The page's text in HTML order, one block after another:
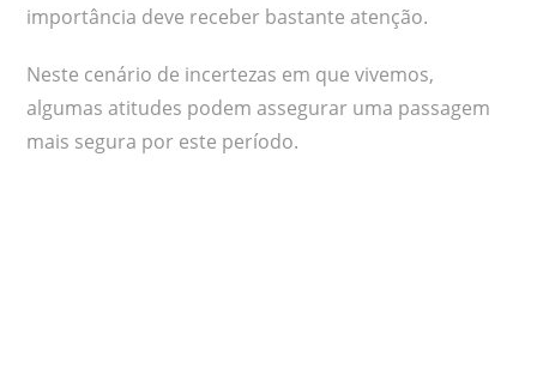
importância deve receber bastante atenção.
Neste cenário de incertezas em que vivemos,
algumas atitudes podem assegurar uma passagem
mais segura por este período.